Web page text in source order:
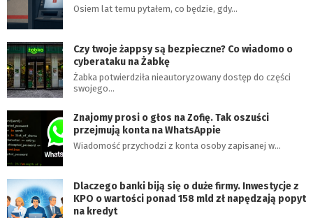
Osiem lat temu pytałem, co będzie, gdy…
Czy twoje żappsy są bezpieczne? Co wiadomo o
cyberataku na Żabkę
Żabka potwierdziła nieautoryzowany dostęp do części
swojego…
Znajomy prosi o głos na Zofię. Tak oszuści
przejmują konta na WhatsAppie
Wiadomość przychodzi z konta osoby zapisanej w…
Dlaczego banki biją się o duże firmy. Inwestycje z
KPO o wartości ponad 158 mld zł napędzają popyt
na kredyt